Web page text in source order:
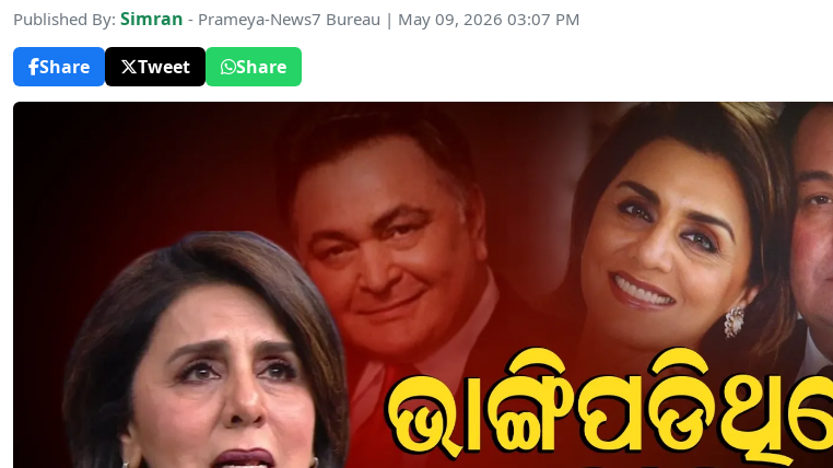
Published By: Simran - Prameya-News7 Bureau | May 09, 2026 03:07 PM
Share
Tweet Share